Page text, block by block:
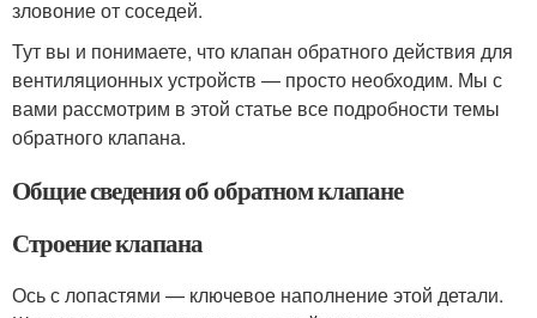
зловоние от соседей.
Тут вы и понимаете, что клапан обратного действия для
вентиляционных устройств — просто необходим. Мы с
вами рассмотрим в этой статье все подробности темы
обратного клапана.
Общие сведения об обратном клапане
Строение клапана
Ось с лопастями — ключевое наполнение этой детали.